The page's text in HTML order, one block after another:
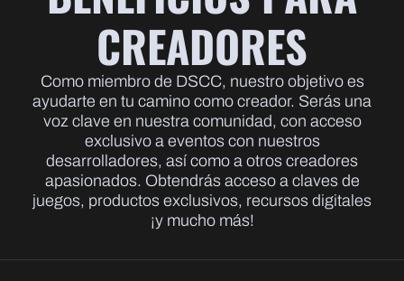
CREADORES
Como miembro de DSCC, nuestro objetivo es
ayudarte en tu camino como creador. Serás una
voz clave en nuestra comunidad, con acceso
exclusivo a eventos con nuestros
desarrolladores, así como a otros creadores
apasionados. Obtendrás acceso a claves de
juegos, productos exclusivos, recursos digitales
¡y mucho más!